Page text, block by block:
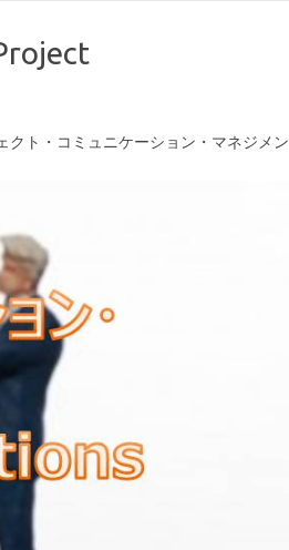
クト・コミュニケーション・マネジメン